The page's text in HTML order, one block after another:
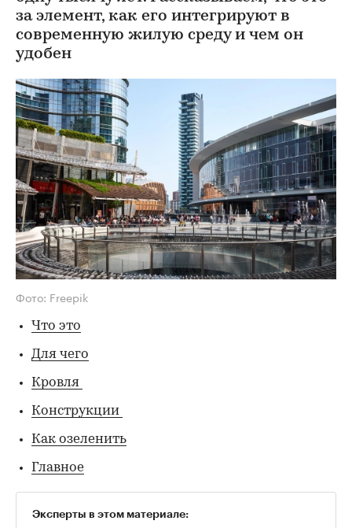
за элемент, как его интегрируют в
современную жилую среду и чем он
удобен
Фото: Freepik
Что это
Для чего
Кровля
Конструкции
Как озеленить
Главное
Эксперты в этом материале: